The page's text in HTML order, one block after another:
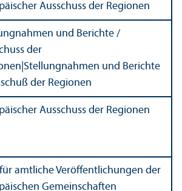
Ausschuss der Regionen
und Berichte /
der
Stellungnahmen und Berichte
der Regionen
Ausschuss der Regionen
amtliche Veröffentlichungen der
Gemeinschaften